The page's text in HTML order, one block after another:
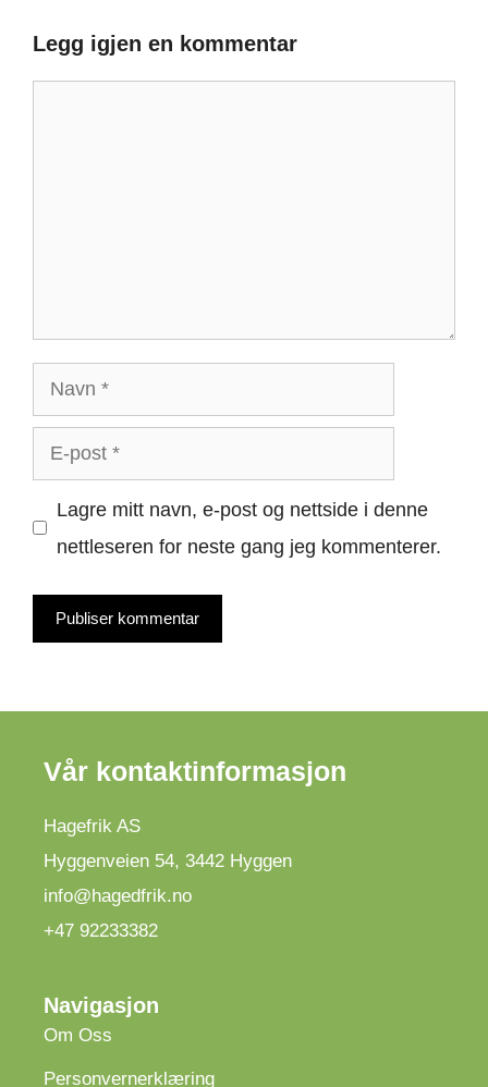
Legg igjen en kommentar
Navn
post
Lagre mitt navn, e-post og nettside i denne
nettleseren for neste gang jeg kommenterer.
Vår kontaktinformasjon
Hagefrik AS
Hyggenveien 54, 3442 Hyggen
info@hagedfrik.no
+47 92233382
Navigasjon
Om Oss
Personvernerklæring